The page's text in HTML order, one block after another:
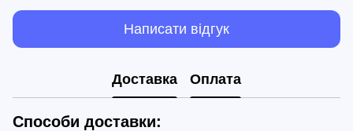
Написати відгук
Доставка Оплата
Способи доставки: